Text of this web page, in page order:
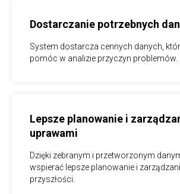
Dostarczanie potrzebnych
System dostarcza cennych danych,
pomóc w analizie przyczyn problemów.
Lepsze planowanie i
uprawami
Dzięki zebranym i przetworzonym
wspierać lepsze planowanie i
przyszłości.